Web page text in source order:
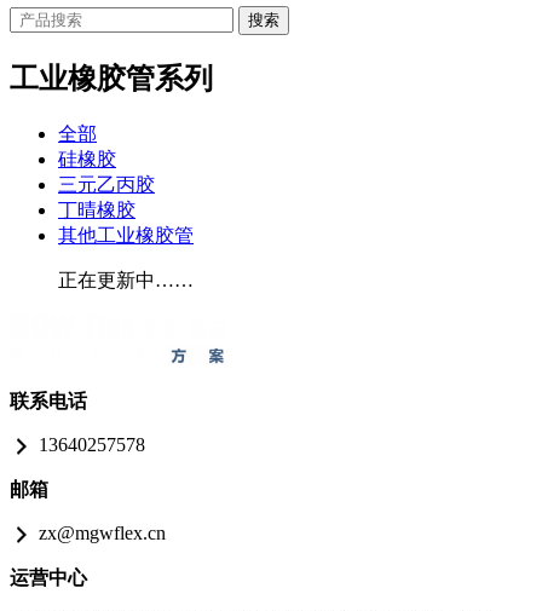
工业橡胶管系列
全部
硅橡胶
三元乙丙胶
丁晴橡胶
其他工业橡胶管
正在更新中……
联系电话
13640257578
邮箱
zx@mgwflex.cn
运营中心